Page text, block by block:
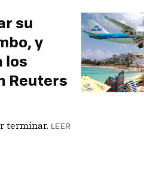
su
y
los
Reuters
terminar. LEER